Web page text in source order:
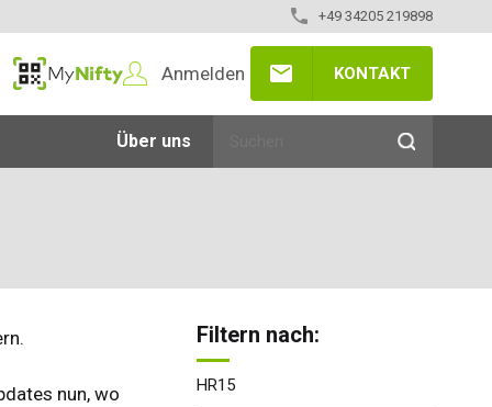
+49 34205 219898
MyNifty
Anmelden KONTAKT
Über uns
nun, wo
Filtern nach:
HR15